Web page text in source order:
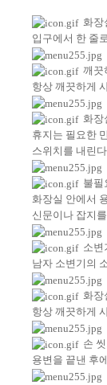
화장
입구에서 한 줄
깨끗
항상 깨끗하게
화장
휴지는 필요한
스위치를 내린
불필
화장실 안에서
신문이나 잡지
소변
남자 소변기의
화장
항상 깨끗하게
손 씻
용변을 끝낸 후